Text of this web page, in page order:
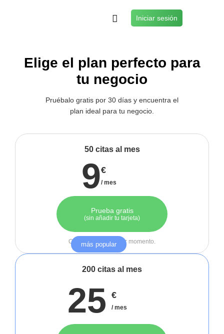
Iniciar sesión
Elige el plan perfecto para
tu negocio
Pruébalo gratis por 30 días y encuentra el
plan ideal para tu negocio.
50 citas al mes
9€
/ mes
Prueba gratis
(sin añadir tu tarjeta)
Cancela en cualquier momento.
más popular
200 citas al mes
25 €
/ mes